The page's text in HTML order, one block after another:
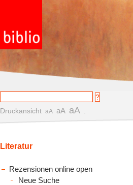
Druckansicht aA aA aA
Literatur
Rezensionen online open
Neue Suche